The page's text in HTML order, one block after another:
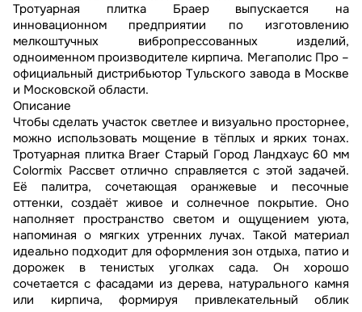
Тротуарная плитка Браер выпускается на
инновационном предприятии по изготовлению
мелкоштучных вибропрессованных изделий,
одноименном производителе кирпича. Мегаполис Про –
официальный дистрибьютор Тульского завода в Москве
и Московской области.
Описание
Чтобы сделать участок светлее и визуально просторнее,
можно использовать мощение в тёплых и ярких тонах.
Тротуарная плитка Braer Старый Город Ландхаус 60 мм
Colormix Рассвет отлично справляется с этой задачей.
Её палитра, сочетающая оранжевые и песочные
оттенки, создаёт живое и солнечное покрытие. Оно
наполняет пространство светом и ощущением уюта,
напоминая о мягких утренних лучах. Такой материал
идеально подходит для оформления зон отдыха, патио и
дорожек в тенистых уголках сада. Он хорошо
сочетается с фасадами из дерева, натурального камня
или кирпича, формируя привлекательный облик